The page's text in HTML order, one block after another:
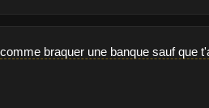
braquer une banque sauf que